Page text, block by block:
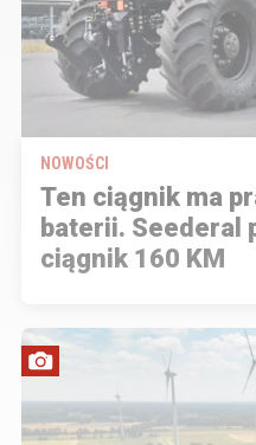
NOWOŚCI
Ten ciągnik ma
baterii. Seederal
ciągnik 160 KM